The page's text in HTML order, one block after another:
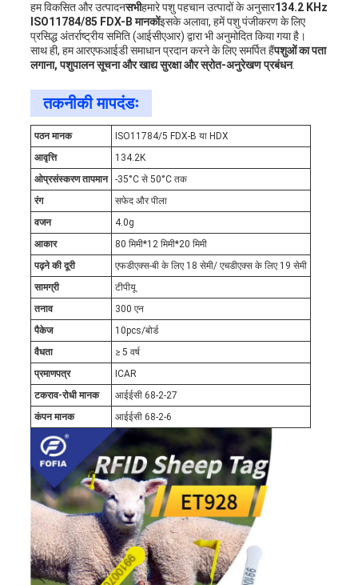
हम विकसित और उत्पादनसभीहमारे पशु पहचान उत्पादों के अनुसार134.2 KHz
ISO11784/85 FDX-B मानकोंइसके अलावा, हमें पशु पंजीकरण के लिए
प्रसिद्ध अंतर्राष्ट्रीय समिति (आईसीएआर) द्वारा भी अनुमोदित किया गया है।
साथ ही, हम आरएफआईडी समाधान प्रदान करने के लिए समर्पित हैंपशुओं का पता
लगाना, पशुपालन सूचना और खाद्य सुरक्षा और स्रोत-अनुरेखण प्रबंधन.
तकनीकी मापदंडः
पठन मानक
ISO11784/5 FDX-B या HDX
आवृत्ति
134.2K
ओप्रसंस्करण तापमान
-35°C से 50°C तक
रंग
सफेद और पीला
वजन
4.0g
आकार
80 मिमी*12 मिमी*20 मिमी
पढ़ने की दूरी
एफडीएक्स-बी के लिए 18 सेमी/ एचडीएक्स के लिए 19 सेमी
सामग्री
टीपीयू
तनाव
300 एन
पैकेज
10pcs/बोर्ड
वैधता
≥ 5 वर्ष
प्रमाणपत्र
ICAR
टकराव-रोधी मानक
आईईसी 68-2-27
कंपन मानक
आईईसी 68-2-6